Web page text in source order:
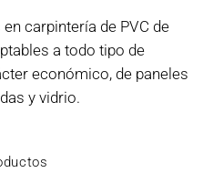
carpintería de PVC de
a todo tipo de
económico, de paneles
y vidrio.